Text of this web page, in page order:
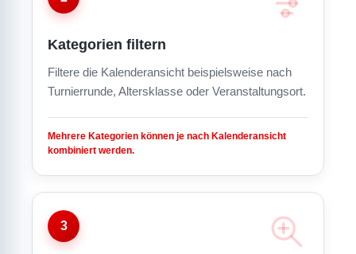
Kategorien filtern
Filtere die Kalenderansicht beispielsweise nach
Turnierrunde, Altersklasse oder Veranstaltungsort.
Mehrere Kategorien können je nach Kalenderansicht
kombiniert werden.
3